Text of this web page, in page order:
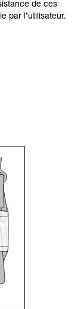
de ces
par l’utilisateur.